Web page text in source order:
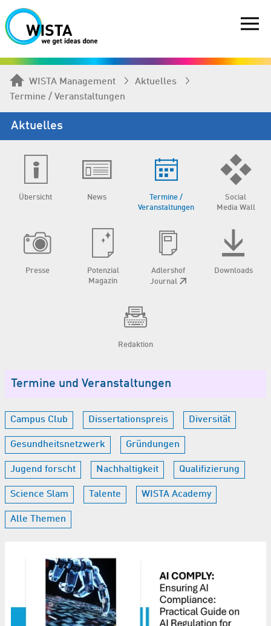
WISTA Management
Aktuelles
Termine / Veranstaltungen
Aktuelles
Übersicht News
Termine /
Veranstaltungen
Social
Media Wall
Presse
Potenzial
Magazin
Adlershof
Journal
Downloads
Redaktion
Termine und Veranstaltungen
Campus Club Dissertationspreis Diversität
Gesundheitsnetzwerk Gründungen
Jugend forscht Nachhaltigkeit Qualifizierung
Science Slam Talente WISTA Academy
Alle Themen